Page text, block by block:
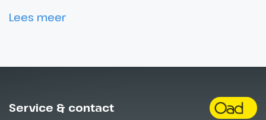
Lees meer
Service & contact